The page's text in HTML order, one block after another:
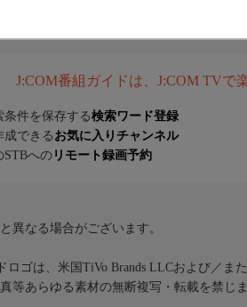
J:COM番組ガイドは、J:COM TVで
条件を保存する検索ワード登録
成できる お気に入りチャンネル
STBへの リモート録画予約
異なる場合がございます。
ゴは、米国TiVo Brands LLCおよび／ま
等あらゆる素材の無断複写・転載を禁じま